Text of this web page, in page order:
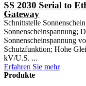
SS 2030 Serial to
Gateway
Schnittstelle
Sonnenscheinspannung;
Sonnenscheinspannung
Schutzfunktion; Hohe
kV/U.S. ...
Erfahren Sie mehr
Produkte